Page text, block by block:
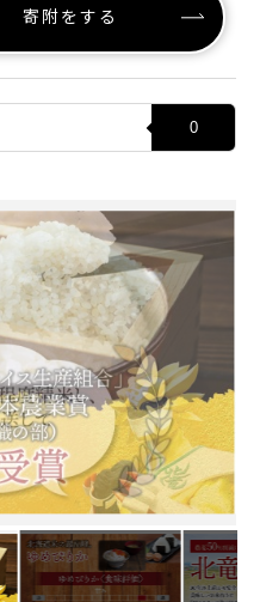
寄附をする
0